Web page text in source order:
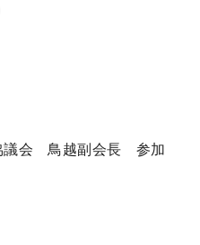
議会 鳥越副会長 参加